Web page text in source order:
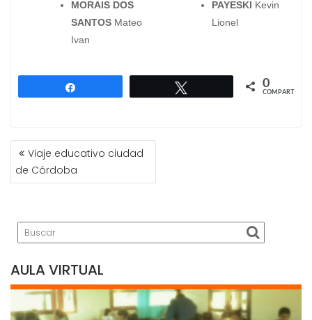
MORAIS DOS
SANTOS Mateo
Ivan
PAYESKI Kevin
Lionel
0
COMPARTIR
NAVEGACIÓN
DE
ENTRADAS
Viaje educativo ciudad
de Córdoba
AULA VIRTUAL